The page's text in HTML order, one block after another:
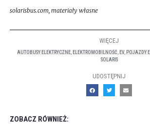
solarisbus.com, materiały własne
WIĘCEJ
AUTOBUSY ELEKTRYCZNE, ELEKTROMOBILNOŚĆ, EV, POJAZDY
SOLARIS
UDOSTĘPNIJ
ZOBACZ RÓWNIEŻ: